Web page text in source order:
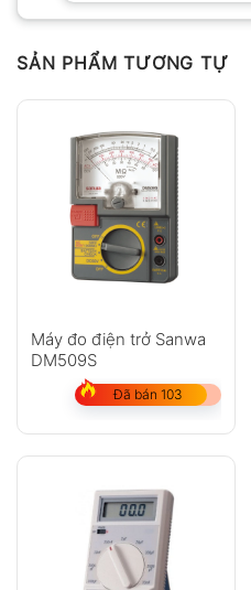
SẢN PHẨM TƯƠNG TỰ
Máy đo điện trở Sanwa
DM509S
Đã bán 103